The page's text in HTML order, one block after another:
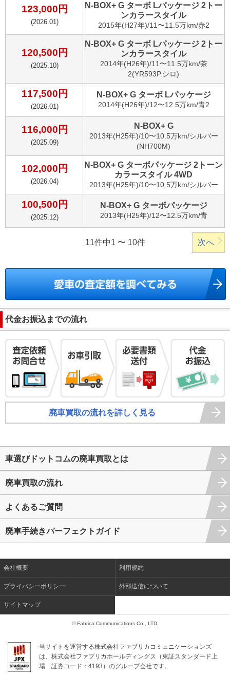
123,000 円
(2026.01)
N-BOX+ G ターボ Lパッケージ 2トー
ンカラースタイル
2015年(H27年)/11〜11.5万km/赤2
120,500 円
(2025.10)
N-BOX+ G ターボ Lパッケージ 2トー
ンカラースタイル
2014年(H26年)/11〜11.5万km/茶
2(YR593P.シロ)
117,500 円
(2026.01)
N-BOX+ G ターボ Lパッケージ
2014年(H26年)/12〜12.5万km/青2
116,000 円
(2025.09)
N-BOX+ G
2013年(H25年)/10〜10.5万km/シルバー
(NH700M)
102,000 円
(2026.04)
N-BOX+ G ターボパッケージ 2トーン
カラースタイル 4WD
2013年(H25年)/10〜10.5万km/シルバー
100,500 円
(2025.12)
N-BOX+ G ターボパッケージ
2013年(H25年)/12〜12.5万km/青
11件中1 〜 10件 次へ
代金お振込までの流れ
廃車買取の流れを詳しく見る
車選びドットコムの廃車買取とは
廃車買取の流れ
よくあるご質問
廃車手続きパーフェクトガイド
会社概要 利用規約
プライバシーポリシー 外部送信について
サイトマップ
© Fabrica Communications Co., LTD.
当サイトを運営する株式会社ファブリカコミュニケーションズ
は、株式会社ファブリカホールディングス（東証スタンダード上
場
証券コード：4193）のグループ会社です。